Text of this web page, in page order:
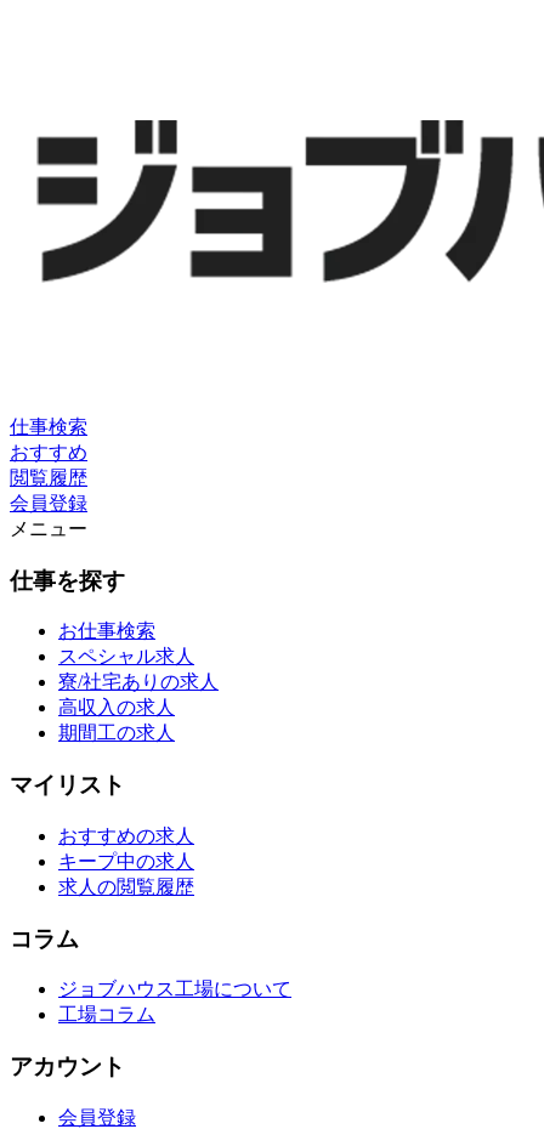
仕事検索
おすすめ
閲覧履歴
会員登録
メニュー
仕事を探す
お仕事検索
スペシャル求人
寮/社宅ありの求人
高収入の求人
期間工の求人
マイリスト
おすすめの求人
キープ中の求人
求人の閲覧履歴
コラム
ジョブハウス工場について
工場コラム
アカウント
会員登録